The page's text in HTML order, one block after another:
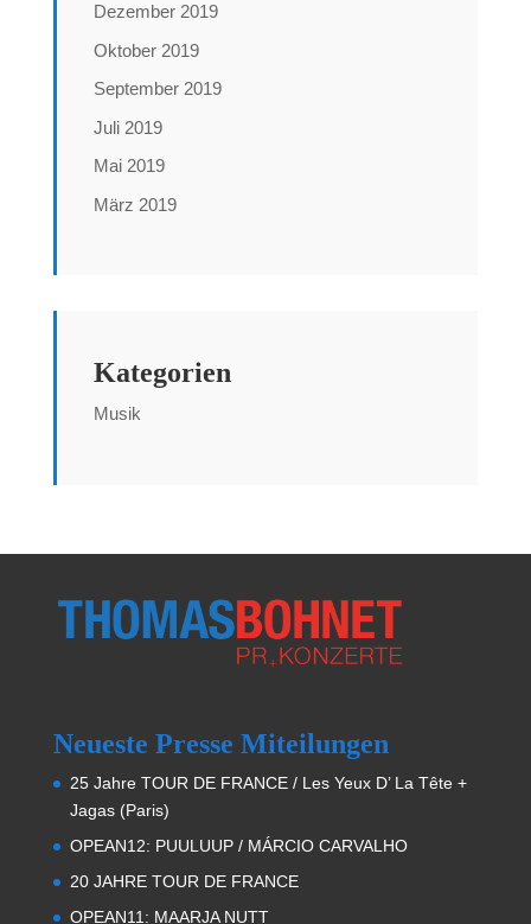
Dezember 2019
Oktober 2019
September 2019
Juli 2019
Mai 2019
März 2019
Kategorien
Musik
Neueste Presse Miteilungen
25 Jahre TOUR DE FRANCE / Les Yeux D’ La Tête +
Jagas (Paris)
OPEAN12: PUULUUP / MÁRCIO CARVALHO
20 JAHRE TOUR DE FRANCE
OPEAN11: MAARJA NUTT